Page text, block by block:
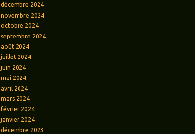
décembre 2024
novembre 2024
octobre 2024
septembre 2024
août 2024
juillet 2024
juin 2024
mai 2024
avril 2024
mars 2024
février 2024
janvier 2024
décembre 2023